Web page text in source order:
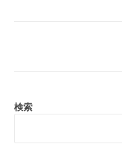
a
検索